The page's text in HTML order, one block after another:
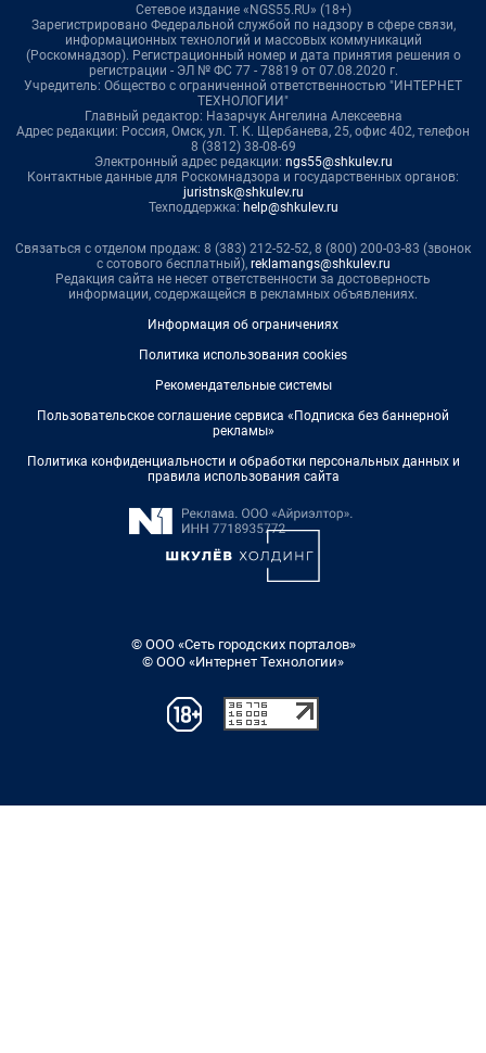
Сетевое издание «NGS55.RU» (18+)
Зарегистрировано Федеральной службой по надзору в сфере связи,
информационных технологий и массовых коммуникаций
(Роскомнадзор). Регистрационный номер и дата принятия решения о
регистрации - ЭЛ № ФС 77 - 78819 от 07.08.2020 г.
Учредитель: Общество с ограниченной ответственностью "ИНТЕРНЕТ
ТЕХНОЛОГИИ"
Главный редактор: Назарчук Ангелина Алексеевна
Адрес редакции: Россия, Омск, ул. Т. К. Щербанева, 25, офис 402, телефон
8 (3812) 38-08-69
Электронный адрес редакции: ngs55@shkulev.ru
Контактные данные для Роскомнадзора и государственных органов:
juristnsk@shkulev.ru
Техподдержка: help@shkulev.ru
Связаться с отделом продаж: 8 (383) 212-52-52, 8 (800) 200-03-83 (звонок
с сотового бесплатный), reklamangs@shkulev.ru
Редакция сайта не несет ответственности за достоверность
информации, содержащейся в рекламных объявлениях.
Информация об ограничениях
Политика использования cookies
Рекомендательные системы
Пользовательское соглашение сервиса «Подписка без баннерной
рекламы»
Политика конфиденциальности и обработки персональных данных и
правила использования сайта
© ООО «Сеть городских порталов»
© ООО «Интернет Технологии»